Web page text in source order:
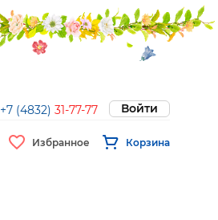
+7 (4832) 31-77-77 Войти
Избранное Корзина